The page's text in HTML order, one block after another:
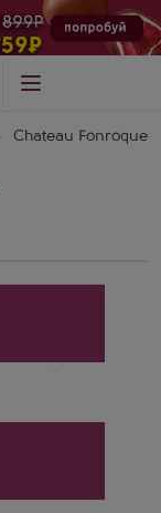
Chateau Fonroque